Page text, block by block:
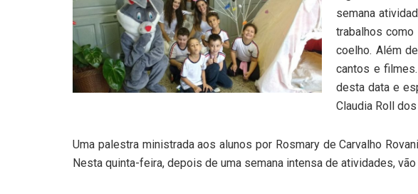
semana
trabalhos como
coelho. Além
cantos e
desta data e
Claudia Roll
Uma palestra ministrada aos alunos por Rosmary de Carvalho
Nesta quinta-feira, depois de uma semana intensa de atividades,